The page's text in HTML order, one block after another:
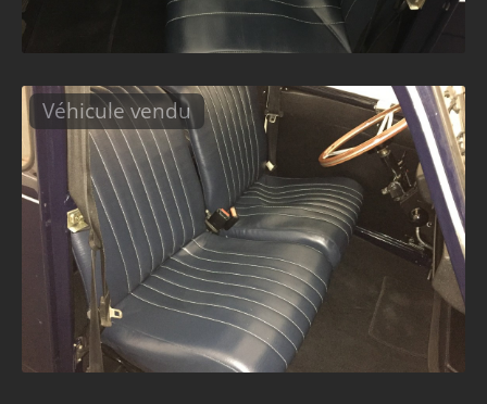
Véhicule vendu